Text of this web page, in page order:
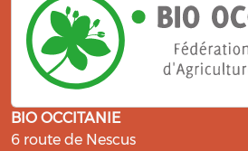
BIO OCCITANIE
6 route de Nescus